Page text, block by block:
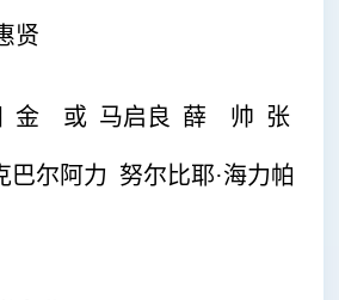
贤
金 或 马启良 薛 帅 张
巴尔阿力 努尔比耶·海力帕